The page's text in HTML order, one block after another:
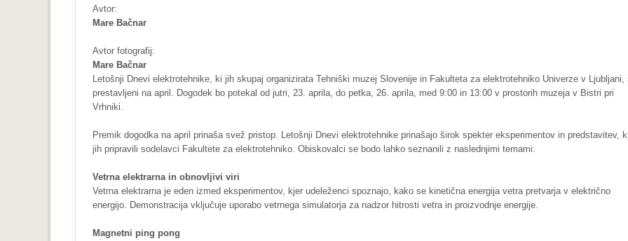
Avtor:
Mare Bačnar
Avtor fotografij:
Mare Bačnar
Letošnji Dnevi elektrotehnike, ki jih skupaj organizirata Tehniški muzej Slovenije in Fakulteta za elektrotehniko Univerze v Ljubljani,
prestavljeni na april. Dogodek bo potekal od jutri, 23. aprila, do petka, 26. aprila, med 9:00 in 13:00 v prostorih muzeja v Bistri pri
Vrhniki.
Premik dogodka na april prinaša svež pristop. Letošnji Dnevi elektrotehnike prinašajo širok spekter eksperimentov in predstavitev,
jih pripravili sodelavci Fakultete za elektrotehniko. Obiskovalci se bodo lahko seznanili z naslednjimi temami:
Vetrna elektrarna in obnovljivi viri
Vetrna elektrarna je eden izmed eksperimentov, kjer udeleženci spoznajo, kako se kinetična energija vetra pretvarja v električno
energijo. Demonstracija vključuje uporabo vetrnega simulatorja za nadzor hitrosti vetra in proizvodnje energije.
Magnetni ping pong